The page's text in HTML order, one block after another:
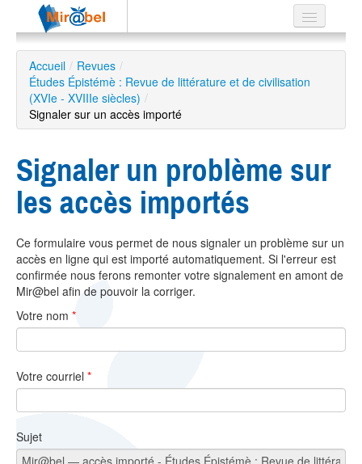
Le réseau
Soutien
Listes
Recherche
avancée
EN
ES
?
Accueil / Revues /
Études Épistémè : Revue de littérature et de civilisation
(XVIe - XVIIIe siècles) /
Signaler sur un accès importé
Signaler un problème sur
les accès importés
Ce formulaire vous permet de nous signaler un problème sur un
accès en ligne qui est importé automatiquement. Si l'erreur est
confirmée nous ferons remonter votre signalement en amont de
Mir@bel afin de pouvoir la corriger.
Votre nom *
Votre courriel *
Sujet